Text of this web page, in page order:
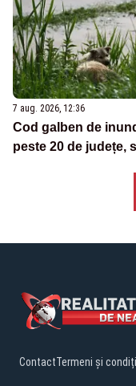
7 aug. 2026, 12:36
Cod galben de
peste 20 de județe,
ContactTermeni și